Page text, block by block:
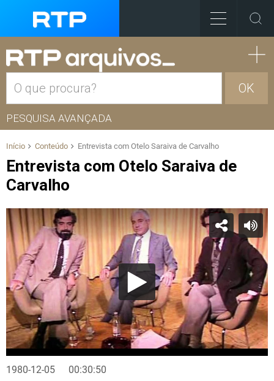
OK
PESQUISA AVANÇADA
Início Conteúdo Entrevista com Otelo Saraiva de Carvalho
Entrevista com Otelo Saraiva de
Carvalho
1980-12-05 00:30:50